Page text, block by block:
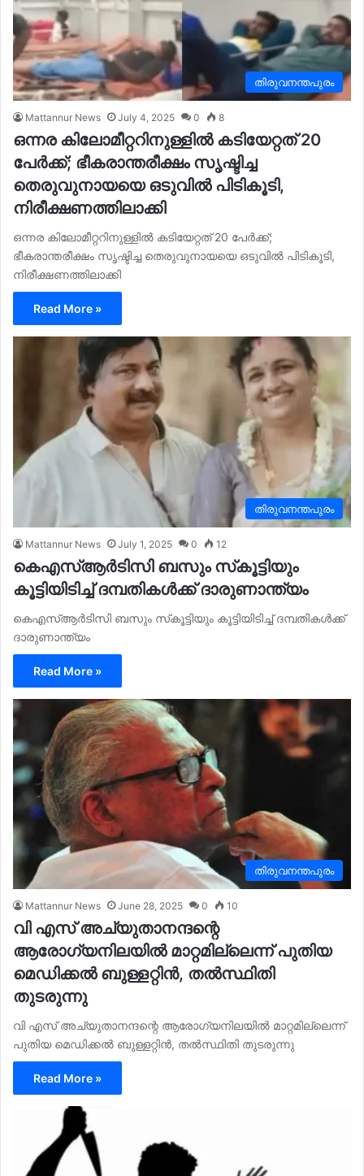
തിരുവനന്തപുരം
Mattannur News July 4, 2025 0 8
ഒന്നര കിലോമീറ്ററിനുള്ളിൽ കടിയേറ്റത് 20
പേര്‍ക്ക്; ഭീകരാന്തരീക്ഷം സൃഷ്ടിച്ച
തെരുവുനായയെ ഒടുവിൽ പിടികൂടി,
നിരീക്ഷണത്തിലാക്കി
ഒന്നര കിലോമീറ്ററിനുള്ളിൽ കടിയേറ്റത് 20 പേര്‍ക്ക്;
ഭീകരാന്തരീക്ഷം സൃഷ്ടിച്ച തെരുവുനായയെ ഒടുവിൽ പിടികൂടി,
നിരീക്ഷണത്തിലാക്കി
Read More »
തിരുവനന്തപുരം
Mattannur News July 1, 2025 0 12
കെഎസ്ആര്‍ടിസി ബസും സ്‌കൂട്ടിയും
കൂട്ടിയിടിച്ച് ദമ്പതികൾക്ക് ദാരുണാന്ത്യം
കെഎസ്ആര്‍ടിസി ബസും സ്‌കൂട്ടിയും കൂട്ടിയിടിച്ച് ദമ്പതികൾക്ക്
ദാരുണാന്ത്യം
Read More »
തിരുവനന്തപുരം
Mattannur News June 28, 2025 0 10
വി എസ് അച്യുതാനന്ദന്റെ
ആരോഗ്യനിലയിൽ മാറ്റമില്ലെന്ന് പുതിയ
മെഡിക്കൽ ബുള്ളറ്റിൻ, തൽസ്ഥിതി
തുടരുന്നു
വി എസ് അച്യുതാനന്ദന്റെ ആരോഗ്യനിലയിൽ മാറ്റമില്ലെന്ന്
പുതിയ മെഡിക്കൽ ബുള്ളറ്റിൻ, തൽസ്ഥിതി തുടരുന്നു
Read More »